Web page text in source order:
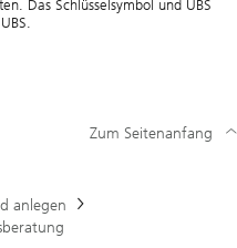
Das Schlüsselsymbol und UBS
anlegen
Zum Seitenanfang